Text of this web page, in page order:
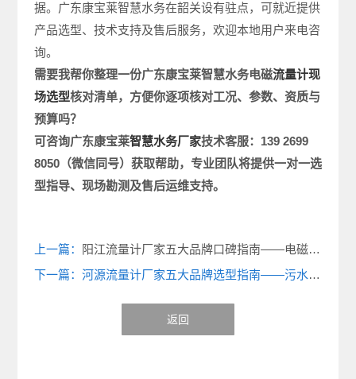
据。广东康宝莱智慧水务在韶关设有驻点，可就近提供
产品选型、技术支持及售后服务，欢迎本地用户来电咨
询。
需要我帮你整理一份广东康宝莱智慧水务电磁流量计现
场选型核对清单，方便你逐项核对工况、参数、资质与
预算吗？
可咨询广东康宝莱智慧水务厂家技术客服： 139 2699
8050（微信同号）获取帮助，专业团队将提供一对一选
型指导、现场勘测及售后运维支持。
上一篇：
阳江流量计厂家五大品牌口碑指南——电磁、超声波、雷达、质量流量计怎么选？
下一篇：河源流量计厂家五大品牌选型指南——污水、自来水、酸性液体、碱性液体、高温液体怎么选？
返回